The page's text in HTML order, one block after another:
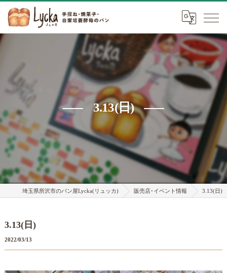
3.13(日)
埼玉県所沢市のパン屋Lycka(リュッカ) 販売店･イベント情報 3.13(日)
3.13(日)
2022/03/13